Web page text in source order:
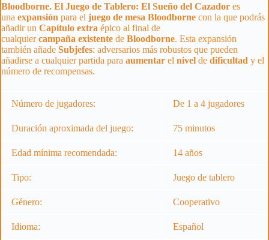
Bloodborne. El Juego de Tablero: El Sueño del Cazador es
una expansión para el juego de mesa Bloodborne con la que podrás
añadir un Capítulo extra épico al final de
cualquiercampaña existente de Bloodborne. Esta expansión
también añade Subjefes: adversarios más robustos que pueden
añadirse a cualquier partida para aumentar el nivel de dificultad y el
número de recompensas.
Número de jugadores: De 1 a 4 jugadores
Duración aproximada del juego: 75 minutos
Edad mínima recomendada: 14 años
Tipo: Juego de tablero
Género: Cooperativo
Idioma: Español